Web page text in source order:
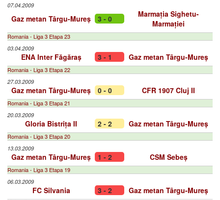
07.04.2009
Gaz metan Târgu-Mureș 3 - 0
Marmația Sighetu-
Marmației
Romania - Liga 3 Etapa 23
03.04.2009
ENA Inter Făgăraș 3 - 1 Gaz metan Târgu-Mureș
Romania - Liga 3 Etapa 22
27.03.2009
Gaz metan Târgu-Mureș 0 - 0 CFR 1907 Cluj II
Romania - Liga 3 Etapa 21
20.03.2009
Gloria Bistrița II 2 - 2 Gaz metan Târgu-Mureș
Romania - Liga 3 Etapa 20
13.03.2009
Gaz metan Târgu-Mureș 1 - 2 CSM Sebeș
Romania - Liga 3 Etapa 19
06.03.2009
FC Silvania 3 - 2 Gaz metan Târgu-Mureș